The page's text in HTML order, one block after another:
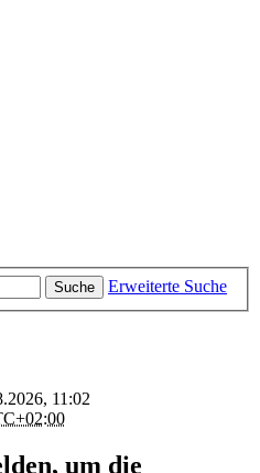
Suche Erweiterte Suche
11:02
um die